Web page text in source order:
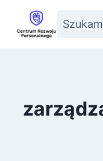
Przejdź
treści